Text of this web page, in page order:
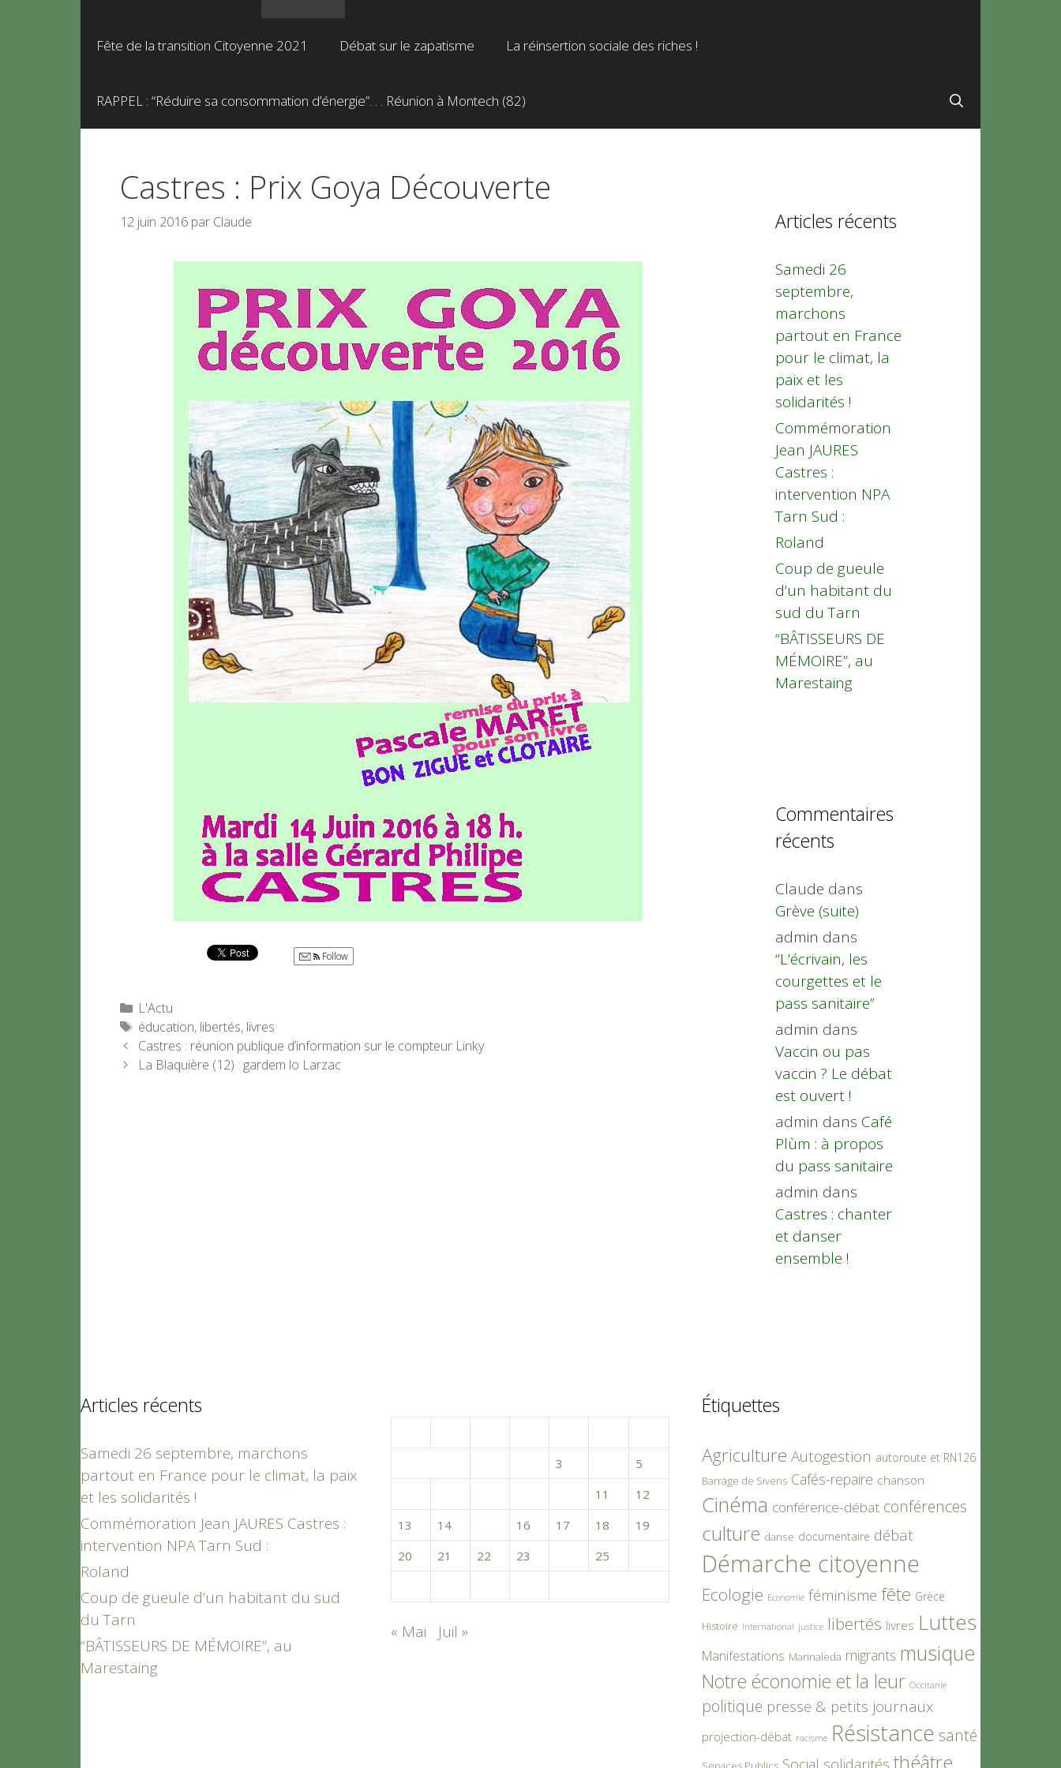
Fête de la transition Citoyenne 2021 Débat sur le zapatisme La réinsertion sociale des riches !
RAPPEL : “Réduire sa consommation d’énergie”. . . Réunion à Montech (82)
Castres : Prix Goya Découverte
12 juin 2016 par Claude
Follow
Catégories
L'Actu
Étiquettes
éducation, libertés, livres
Castres : réunion publique d’information sur le compteur Linky
La Blaquière (12) : gardem lo Larzac
Articles récents
Samedi 26
septembre,
marchons
partout en France
pour le climat, la
paix et les
solidarités !
Commémoration
Jean JAURES
Castres :
intervention NPA
Tarn Sud :
Roland
Coup de gueule
d’un habitant du
sud du Tarn
“BÂTISSEURS DE
MÉMOIRE”, au
Marestaing
Commentaires
récents
Claude dans
Grève (suite)
admin dans
“L’écrivain, les
courgettes et le
pass sanitaire”
admin dans
Vaccin ou pas
vaccin ? Le débat
est ouvert !
admin dans Café
Plùm : à propos
du pass sanitaire
admin dans
Castres : chanter
et danser
ensemble !
Articles récents
Samedi 26 septembre, marchons
partout en France pour le climat, la paix
et les solidarités !
Commémoration Jean JAURES Castres :
intervention NPA Tarn Sud :
Roland
Coup de gueule d’un habitant du sud
du Tarn
“BÂTISSEURS DE MÉMOIRE”, au
Marestaing
3
5
11
12
13
14 16 17 18
19
20
21 22 23 25
« Mai Juil »
Étiquettes
Agriculture Autogestion autoroute et RN126
Barrage de Sivens Cafés-repaire chanson
Cinéma conférence-débat conférences
culture danse documentaire débat
Démarche citoyenne
Ecologie Economie féminisme fête Grèce
Histoire International justice libertés livres Luttes
Manifestations Marinaleda migrants musique
Notre économie et la leur Occitanie
politique presse & petits journaux
projection-débat racisme Résistance santé
Social solidarités théâtre